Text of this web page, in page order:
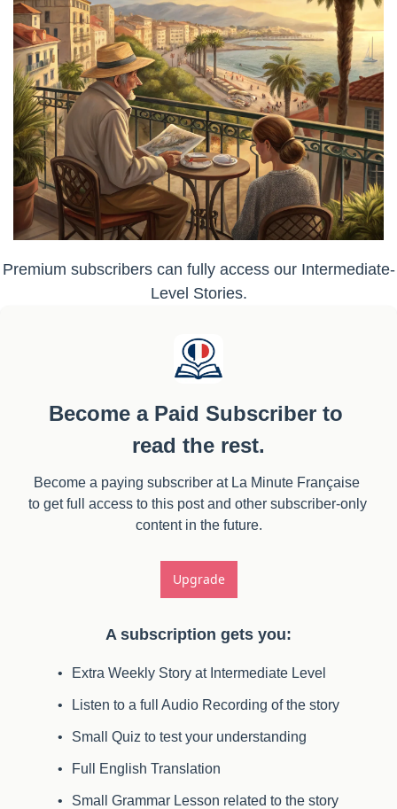
Premium subscribers can fully access our Intermediate-
Level Stories.
Become a Paid Subscriber to
read the rest.
Become a paying subscriber at La Minute Française
to get full access to this post and other subscriber-only
content in the future.
Upgrade
A subscription gets you:
Extra Weekly Story at Intermediate Level
Listen to a full Audio Recording of the story
Small Quiz to test your understanding
Full English Translation
Small Grammar Lesson related to the story